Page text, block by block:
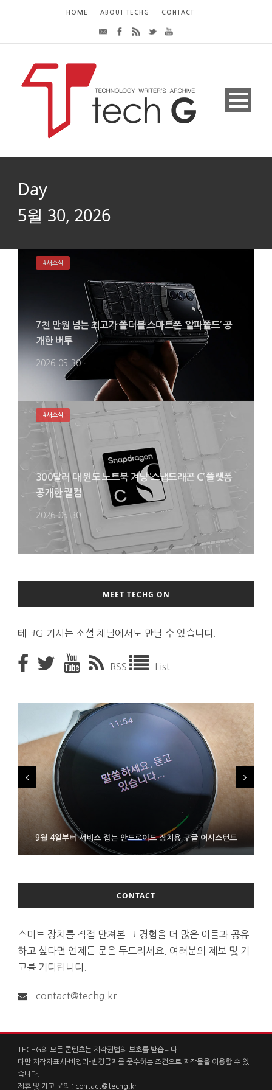
HOME ABOUT TECHG CONTACT
Day
5월 30, 2026
7천 만원 넘는 최고가 폴더블 스마트폰 ‘알파폴드’ 공
개한 버투
2026-05-30
#새소식
300달러 대 윈도 노트북 겨냥 ‘스냅드래곤 C’ 플랫폼
공개한 퀄컴
2026-05-30
#새소식
MEET TECHG ON
테크G 기사는 소셜 채널에서도 만날 수 있습니다.
RSS List
9월 4일부터 서비스 접는 안드로이드 장치용 구글 어시스턴트
FMS 2026서 차세대 3D 메모리 ZHBM·ZNAND-O 모형 처음 선
보인 삼성전자
에이수스 구글북 ‘CX9406’ 제품 이미지 유출
CONTACT
스마트 장치를 직접 만져본 그 경험을 더 많은 이들과 공유
하고 싶다면 언제든 문은 두드리세요. 여러분의 제보 및 기
고를 기다립니다.
contact@techg.kr
TECHG의 모든 콘텐츠는 저작권법의 보호를 받습니다.
다만 저작자표시-비영리-변경금지를 준수하는 조건으로 저작물을 이용할 수 있
습니다.
제휴 및 기고 문의 : contact@techg.kr